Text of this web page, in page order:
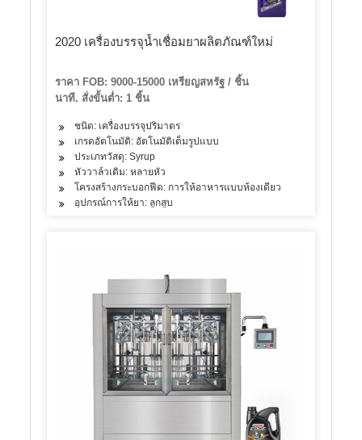
2020 เครื่องบรรจุน้ำเชื่อมยาผลิตภัณฑ์ใหม่
ราคา FOB: 9000-15000 เหรียญสหรัฐ / ชิ้น
นาที. สั่งขั้นต่ำ: 1 ชิ้น
ชนิด: เครื่องบรรจุปริมาตร
เกรดอัตโนมัติ: อัตโนมัติเต็มรูปแบบ
ประเภทวัสดุ: Syrup
หัววาล์วเติม: หลายหัว
โครงสร้างกระบอกฟีด: การให้อาหารแบบห้องเดียว
อุปกรณ์การให้ยา: ลูกสูบ